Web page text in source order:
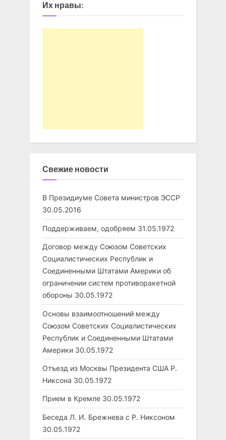
Их нравы:
Свежие новости
В Президиуме Совета министров ЭССР
30.05.2016
Поддерживаем, одобряем 31.05.1972
Договор между Союзом Советских
Социалистических Республик и
Соединенными Штатами Америки об
ограничении систем противоракетной
обороны 30.05.1972
Основы взаимоотношений между
Союзом Советских Социалистических
Республик и Соединенными Штатами
Америки 30.05.1972
Отъезд из Москвы Президента США Р.
Никсона 30.05.1972
Прием в Кремле 30.05.1972
Беседа Л. И. Брежнева с Р. Никсоном
30.05.1972